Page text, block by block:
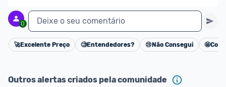
0 Deixe o seu comentário
Cancelar
🚀Excelente Preço 🧐Entendedores? 😢 Não Consegui 🤩
Outros alertas criados pela comunidade